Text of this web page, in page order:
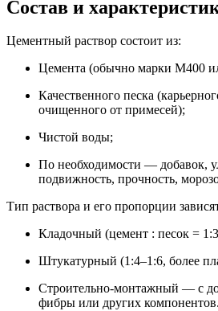
Состав и
Цементный раствор состоит из:
Цемента (обычно марки М400
Качественного песка
очищенного от примесей);
Чистой воды;
По необходимости — добавок,
подвижность, прочность,
Тип раствора и его пропорции
Кладочный (цемент : песок =
Штукатурный (1:4–1:6, более
Строительно-монтажный — с
фибры или других компонентов.